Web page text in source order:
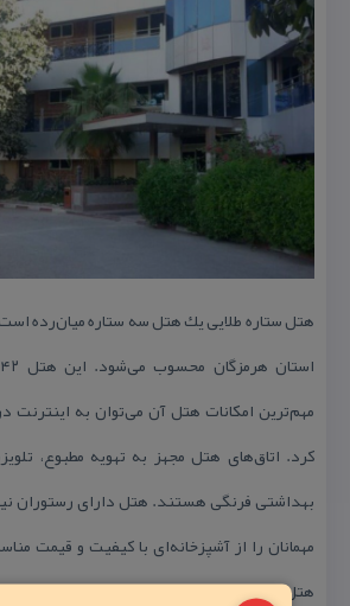
هتل ستاره طلایی یك هتل سه ستاره میان‌رد‌ه
مهم‌ترین امكانات هتل آن می‌توان به اینترنت
كرد. اتاق‌های هتل مجهز به تهویه مطبوع،
بهداشتی فرنگی هستند.هتل دارای رستوران
مهمانان را از آشپزخانه‌ای با كیفیت و قیمت